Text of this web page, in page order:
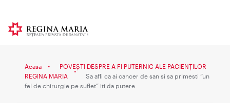
Acasa
POVEȘTI DESPRE A FI PUTERNIC ALE PACIENȚILOR
REGINA MARIA
Sa afli ca ai cancer de san si sa primesti “un
fel de chirurgie pe suflet” iti da putere